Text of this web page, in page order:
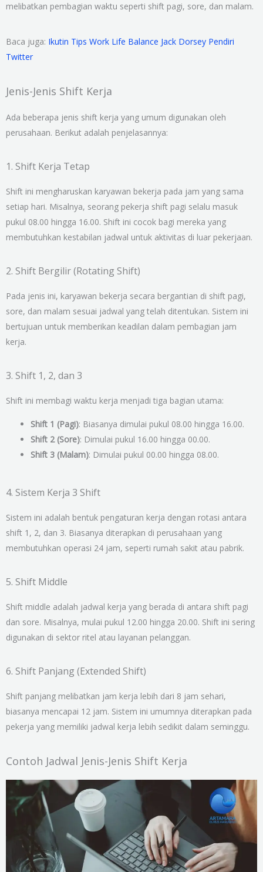
melibatkan pembagian waktu seperti shift pagi, sore, dan malam.
Baca juga: Ikutin Tips Work Life Balance Jack Dorsey Pendiri
Twitter
Jenis-Jenis Shift Kerja
Ada beberapa jenis shift kerja yang umum digunakan oleh
perusahaan. Berikut adalah penjelasannya:
1. Shift Kerja Tetap
Shift ini mengharuskan karyawan bekerja pada jam yang sama
setiap hari. Misalnya, seorang pekerja shift pagi selalu masuk
pukul 08.00 hingga 16.00. Shift ini cocok bagi mereka yang
membutuhkan kestabilan jadwal untuk aktivitas di luar pekerjaan.
2. Shift Bergilir (Rotating Shift)
Pada jenis ini, karyawan bekerja secara bergantian di shift pagi,
sore, dan malam sesuai jadwal yang telah ditentukan. Sistem ini
bertujuan untuk memberikan keadilan dalam pembagian jam
kerja.
3. Shift 1, 2, dan 3
Shift ini membagi waktu kerja menjadi tiga bagian utama:
Shift 1 (Pagi): Biasanya dimulai pukul 08.00 hingga 16.00.
Shift 2 (Sore): Dimulai pukul 16.00 hingga 00.00.
Shift 3 (Malam): Dimulai pukul 00.00 hingga 08.00.
4. Sistem Kerja 3 Shift
Sistem ini adalah bentuk pengaturan kerja dengan rotasi antara
shift 1, 2, dan 3. Biasanya diterapkan di perusahaan yang
membutuhkan operasi 24 jam, seperti rumah sakit atau pabrik.
5. Shift Middle
Shift middle adalah jadwal kerja yang berada di antara shift pagi
dan sore. Misalnya, mulai pukul 12.00 hingga 20.00. Shift ini sering
digunakan di sektor ritel atau layanan pelanggan.
6. Shift Panjang (Extended Shift)
Shift panjang melibatkan jam kerja lebih dari 8 jam sehari,
biasanya mencapai 12 jam. Sistem ini umumnya diterapkan pada
pekerja yang memiliki jadwal kerja lebih sedikit dalam seminggu.
Contoh Jadwal Jenis-Jenis Shift Kerja